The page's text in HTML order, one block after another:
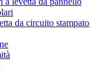
da circuito stampato